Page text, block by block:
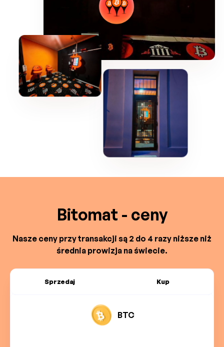
Bitomat - ceny
Nasze ceny przy transakcji są 2 do 4 razy niższe niż
średnia prowizja na świecie.
Sprzedaj Kup
BTC